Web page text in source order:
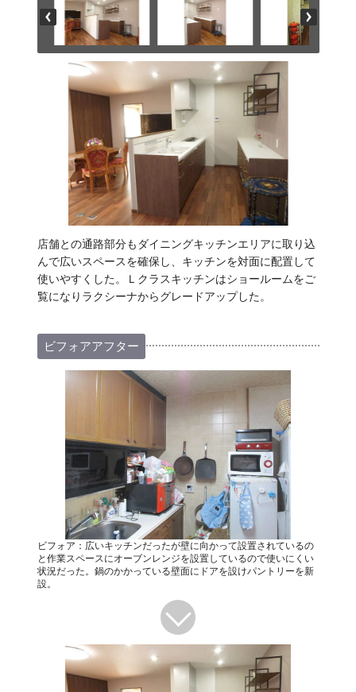
店舗との通路部分もダイニングキッチンエリアに取り込
んで広いスペースを確保し、キッチンを対面に配置して
使いやすくした。Ｌクラスキッチンはショールームをご
覧になりラクシーナからグレードアップした。
ビフォアアフター
ビフォア：広いキッチンだったが壁に向かって設置されているの
と作業スペースにオーブンレンジを設置しているので使いにくい
状況だった。鍋のかかっている壁面にドアを設けパントリーを新
設。